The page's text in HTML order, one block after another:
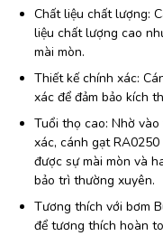
Chất liệu chất lượng:
liệu chất lượng cao
mài mòn.
Thiết kế chính xác:
xác để đảm bảo kích
Tuổi thọ cao: Nhờ
xác, cánh gạt
được sự mài mòn và
bảo trì thường xuyên.
Tương thích với bơm
để tương thích hoàn